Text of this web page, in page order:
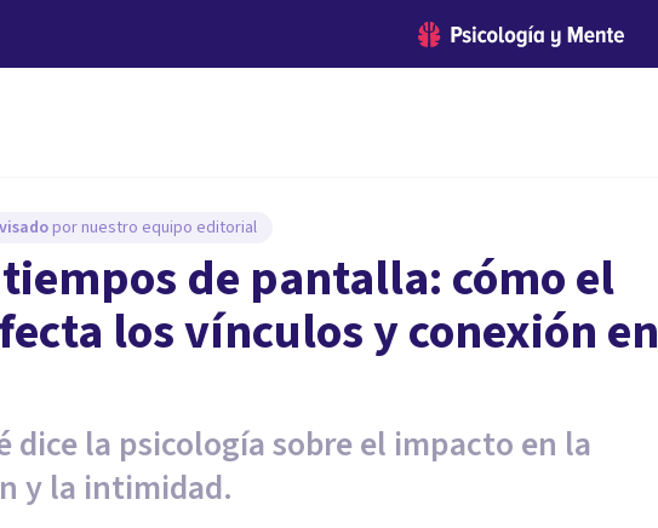
por nuestro equipo editorial
de pantalla: cómo el
los vínculos y conexión en
dice la psicología sobre el impacto en la
y la intimidad.